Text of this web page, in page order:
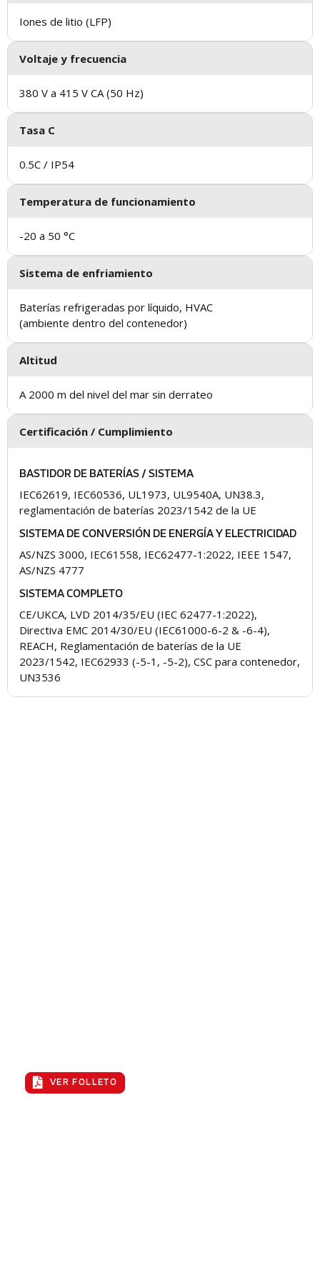
Iones de litio (LFP)
Voltaje y frecuencia
380 V a 415 V CA (50 Hz)
Tasa C
0.5C / IP54
Temperatura de funcionamiento
-20 a 50 °C
Sistema de enfriamiento
Baterías refrigeradas por líquido, HVAC
(ambiente dentro del contenedor)
Altitud
A 2000 m del nivel del mar sin derrateo
Certificación / Cumplimiento
BASTIDOR DE BATERÍAS / SISTEMA
IEC62619, IEC60536, UL1973, UL9540A, UN38.3,
reglamentación de baterías 2023/1542 de la UE
SISTEMA DE CONVERSIÓN DE ENERGÍA Y ELECTRICIDAD
AS/NZS 3000, IEC61558, IEC62477-1:2022, IEEE 1547,
AS/NZS 4777
SISTEMA COMPLETO
CE/UKCA, LVD 2014/35/EU (IEC 62477-1:2022),
Directiva EMC 2014/30/EU (IEC61000-6-2 & -6-4),
REACH, Reglamentación de baterías de la UE
2023/1542, IEC62933 (-5-1, -5-2), CSC para contenedor,
UN3536
VER FOLLETO